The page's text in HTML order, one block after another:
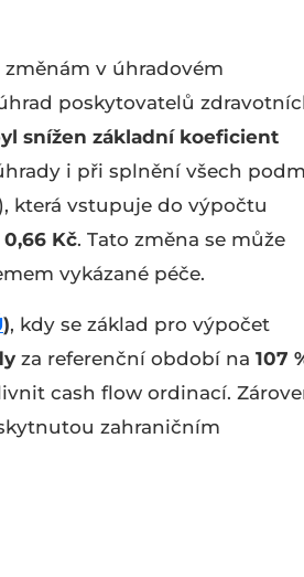
v úhradovém
poskytovatelů
snížen základní koeficient
i při splnění všech
která vstupuje do výpočtu
Kč. Tato změna se může
vykázané péče.
), kdy se základ pro výpočet
za referenční období na 107
cash flow ordinací.
zahraničním